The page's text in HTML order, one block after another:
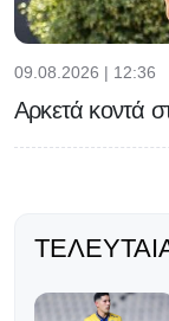
09.08.2026 | 12:36
Αρκετά κοντά